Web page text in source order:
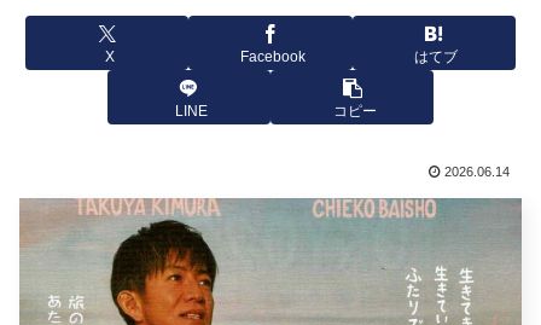
X Facebook はてブ
LINE コピー
2026.06.14